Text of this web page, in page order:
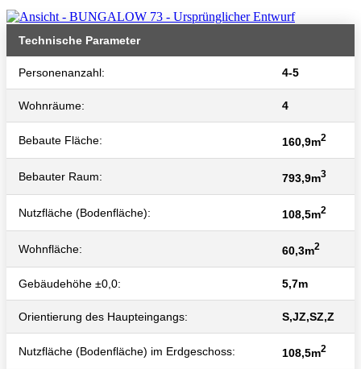
Technische Parameter
Personenanzahl: 4-5
Wohnräume: 4
Bebaute Fläche: 160,9m2
Bebauter Raum: 793,9m3
Nutzfläche (Bodenfläche): 108,5m2
Wohnfläche: 60,3m2
Gebäudehöhe ±0,0: 5,7m
Orientierung des Haupteingangs: S,JZ,SZ,Z
Nutzfläche (Bodenfläche) im Erdgeschoss: 108,5m2